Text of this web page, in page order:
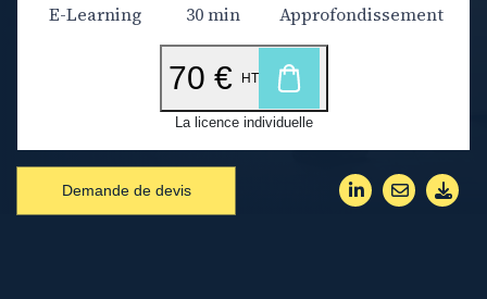
E-Learning 30 min Approfondissement
70 € HT
La licence individuelle
Demande de devis